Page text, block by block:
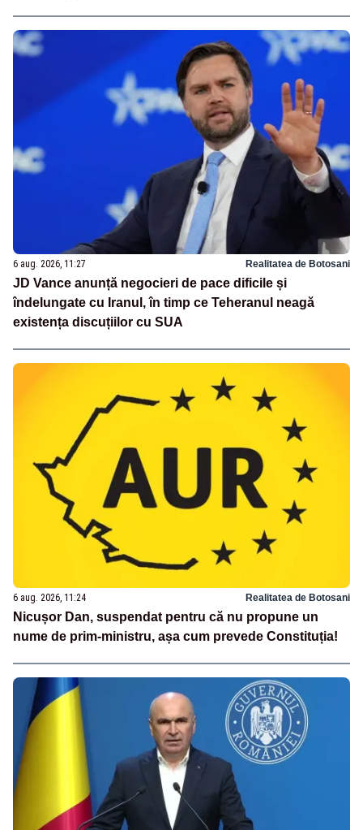
6 aug. 2026, 11:27 Realitatea de Botosani
JD Vance anunță negocieri de pace dificile și
îndelungate cu Iranul, în timp ce Teheranul neagă
existența discuțiilor cu SUA
6 aug. 2026, 11:24 Realitatea de Botosani
Nicușor Dan, suspendat pentru că nu propune un
nume de prim-ministru, așa cum prevede Constituția!